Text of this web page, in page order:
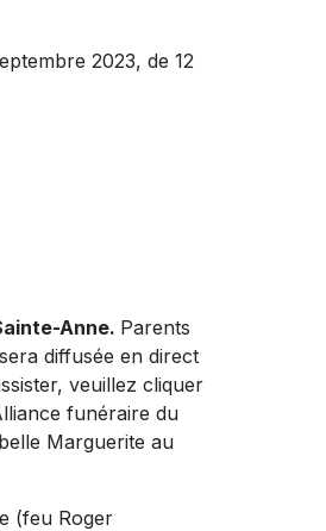
2023, de 12
Anne. Parents
diffusée en direct
veuillez cliquer
funéraire du
Marguerite au
(feu Roger